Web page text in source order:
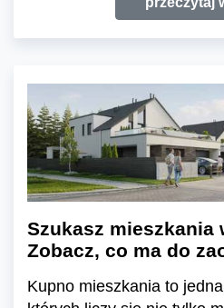
Szukasz mieszkania
Zobacz, co ma do
Kupno mieszkania to